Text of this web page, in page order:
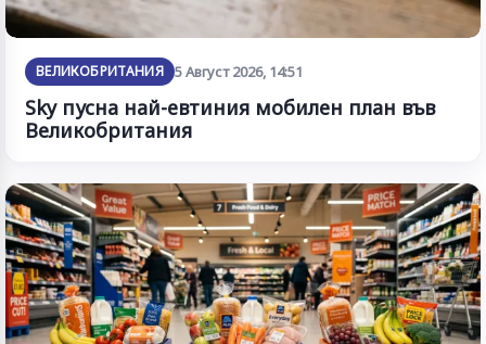
ВЕЛИКОБРИТАНИЯ 5 Август 2026, 14:51
Sky пусна най-евтиния мобилен план във
Великобритания